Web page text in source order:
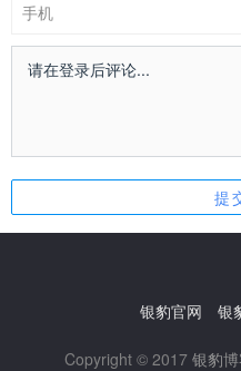
手机
银豹官网 银
Copyright © 2017 银豹